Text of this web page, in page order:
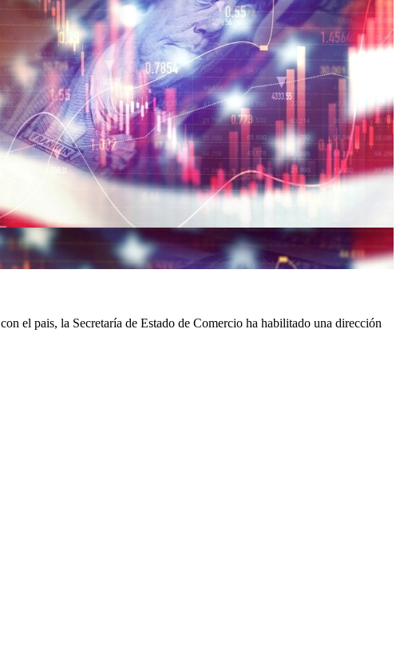
el pais, la Secretaría de Estado de Comercio ha habilitado una dirección